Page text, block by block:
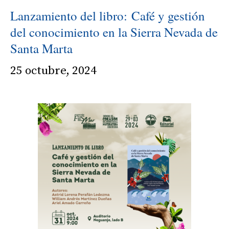
Lanzamiento del libro: Café y gestión
del conocimiento en la Sierra Nevada de
Santa Marta
25 octubre, 2024